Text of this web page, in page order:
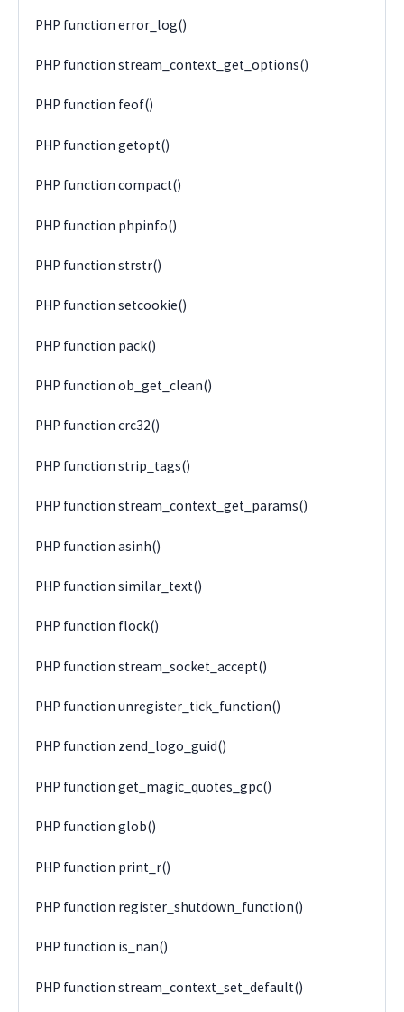
PHP function error_log()
PHP function stream_context_get_options()
PHP function feof()
PHP function getopt()
PHP function compact()
PHP function phpinfo()
PHP function strstr()
PHP function setcookie()
PHP function pack()
PHP function ob_get_clean()
PHP function crc32()
PHP function strip_tags()
PHP function stream_context_get_params()
PHP function asinh()
PHP function similar_text()
PHP function flock()
PHP function stream_socket_accept()
PHP function unregister_tick_function()
PHP function zend_logo_guid()
PHP function get_magic_quotes_gpc()
PHP function glob()
PHP function print_r()
PHP function register_shutdown_function()
PHP function is_nan()
PHP function stream_context_set_default()